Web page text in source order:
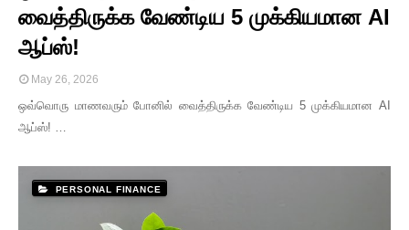
வைத்திருக்க வேண்டிய 5 முக்கியமான AI
ஆப்ஸ்!
May 26, 2026
ஒவ்வொரு மாணவரும் போனில் வைத்திருக்க வேண்டிய 5 முக்கியமான AI
ஆப்ஸ்! …
PERSONAL FINANCE